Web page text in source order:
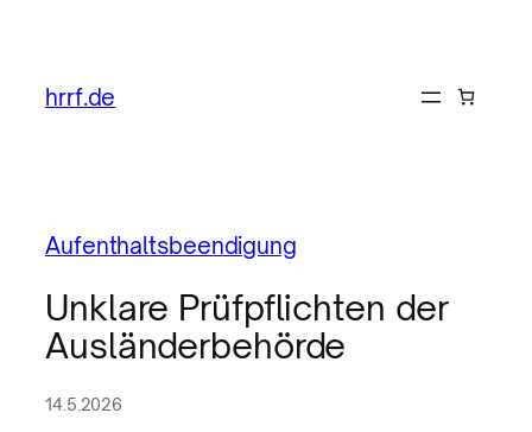
hrrf.de
Aufenthaltsbeendigung
Unklare Prüfpflichten der
Ausländerbehörde
14.5.2026